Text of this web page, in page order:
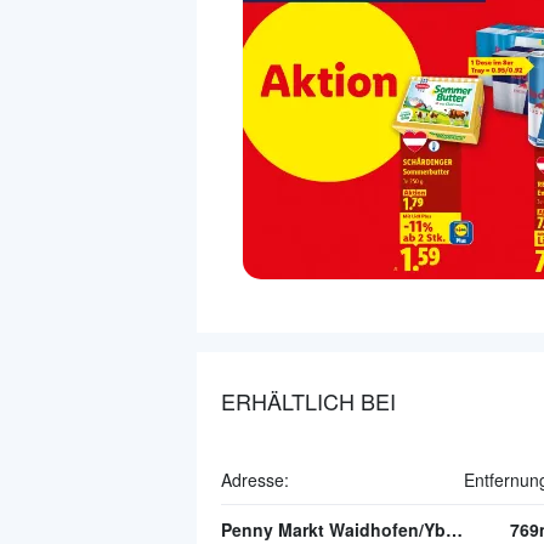
ERHÄLTLICH BEI
Adresse:
Penny Markt Waidhofen/Ybbs